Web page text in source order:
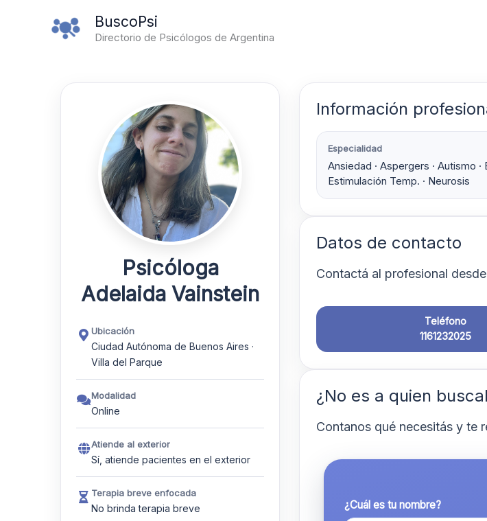
BuscoPsi
Directorio de Psicólogos de Argentina
Psicóloga
Adelaida Vainstein
Ubicación
Ciudad Autónoma de Buenos Aires ·
Villa del Parque
Modalidad
Online
Atiende al exterior
Sí, atiende pacientes en el exterior
Terapia breve enfocada
No brinda terapia breve
Información
Especialidad
Ansiedad · Aspergers · Autismo ·
Estimulación Temp. · Neurosis
Datos de contacto
Contactá al profesional
Teléfono
1161232025
¿No es a quien
Contanos qué necesitás y te
¿Cuál es tu nombre?